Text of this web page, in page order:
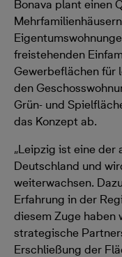
Bonava plant einen
freistehenden
Gewerbeflächen für
den
Grün- und
das Konzept ab.
„Leipzig ist eine
Deutschland und
weiterwachsen.
Erfahrung in der
diesem Zuge haben
strategische
Erschließung der